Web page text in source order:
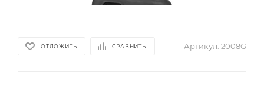
ОТЛОЖИТЬ СРАВНИТЬ Артикул: 2008G